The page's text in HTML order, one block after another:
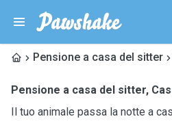
Pensione a casa del sitter
Pensione a casa del sitter,
Il tuo animale passa la notte a